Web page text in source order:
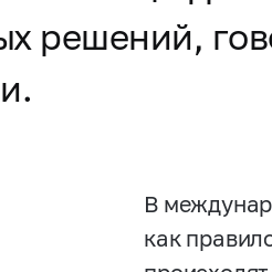
решений,
В
как